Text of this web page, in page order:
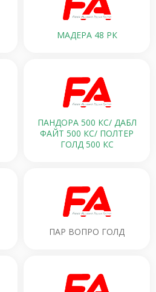
МАДЕРА 48 РК
ПАНДОРА 500 КС/ ДАБЛ
ФАЙТ 500 КС/ ПОЛТЕР
ГОЛД 500 КС
ПАР ВОПРО ГОЛД